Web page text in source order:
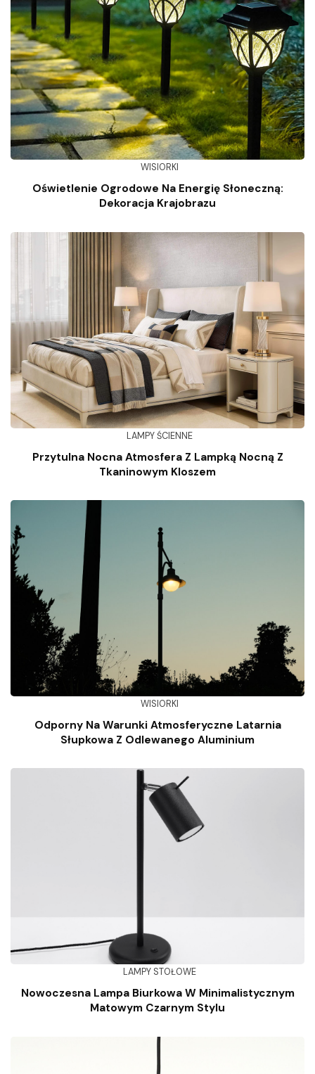
WISIORKI
Oświetlenie Ogrodowe Na Energię Słoneczną:
Dekoracja Krajobrazu
LAMPY ŚCIENNE
Przytulna Nocna Atmosfera Z Lampką Nocną Z
Tkaninowym Kloszem
WISIORKI
Odporny Na Warunki Atmosferyczne Latarnia
Słupkowa Z Odlewanego Aluminium
LAMPY STOŁOWE
Nowoczesna Lampa Biurkowa W Minimalistycznym
Matowym Czarnym Stylu